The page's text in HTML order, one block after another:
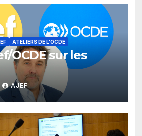
ATELIERS DE L'OCDE
OCDE sur les
AJEF